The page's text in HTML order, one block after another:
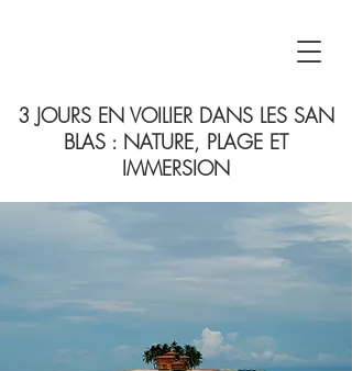
3 JOURS EN VOILIER DANS LES SAN
BLAS : NATURE, PLAGE ET
IMMERSION